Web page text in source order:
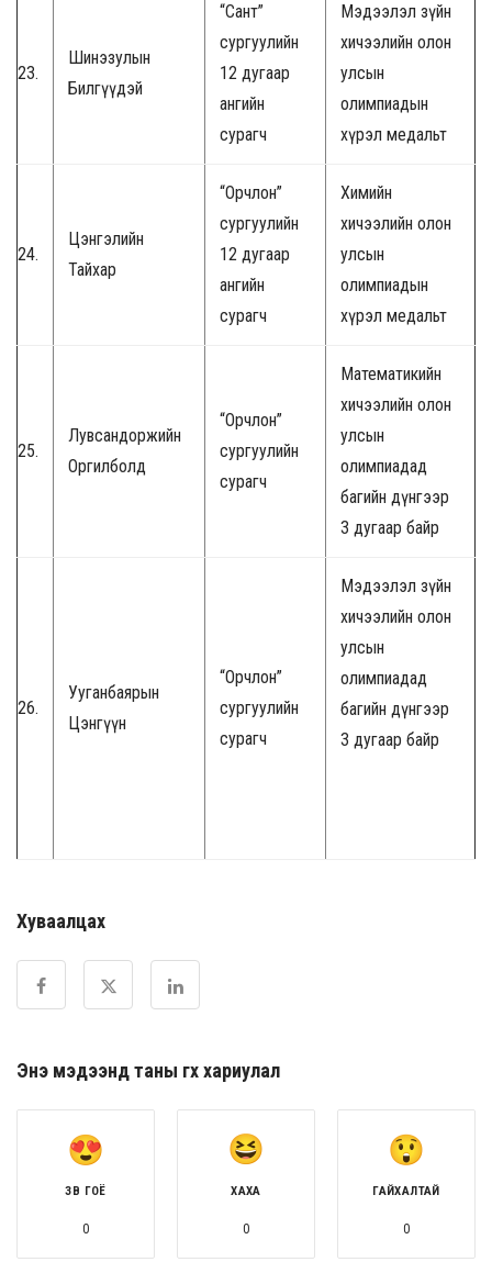
23.
Шинэзулын
Билгүүдэй
“Сант”
сургуулийн
12 дугаар
ангийн
сурагч
Мэдээлэл зүйн
хичээлийн олон
улсын
олимпиадын
хүрэл медальт
24.
Цэнгэлийн
Тайхар
“Орчлон”
сургуулийн
12 дугаар
ангийн
сурагч
Химийн
хичээлийн олон
улсын
олимпиадын
хүрэл медальт
25.
Лувсандоржийн
Оргилболд
“Орчлон”
сургуулийн
сурагч
Математикийн
хичээлийн олон
улсын
олимпиадад
багийн дүнгээр
3 дугаар байр
26.
Ууганбаярын
Цэнгүүн
“Орчлон”
сургуулийн
сурагч
Мэдээлэл зүйн
хичээлийн олон
улсын
олимпиадад
багийн дүнгээр
3 дугаар байр
Хуваалцах
Энэ мэдээнд таны өгөх хариулал
ЗӨВ ГОЁ
0
ХАХА
0
ГАЙХАЛТАЙ
0